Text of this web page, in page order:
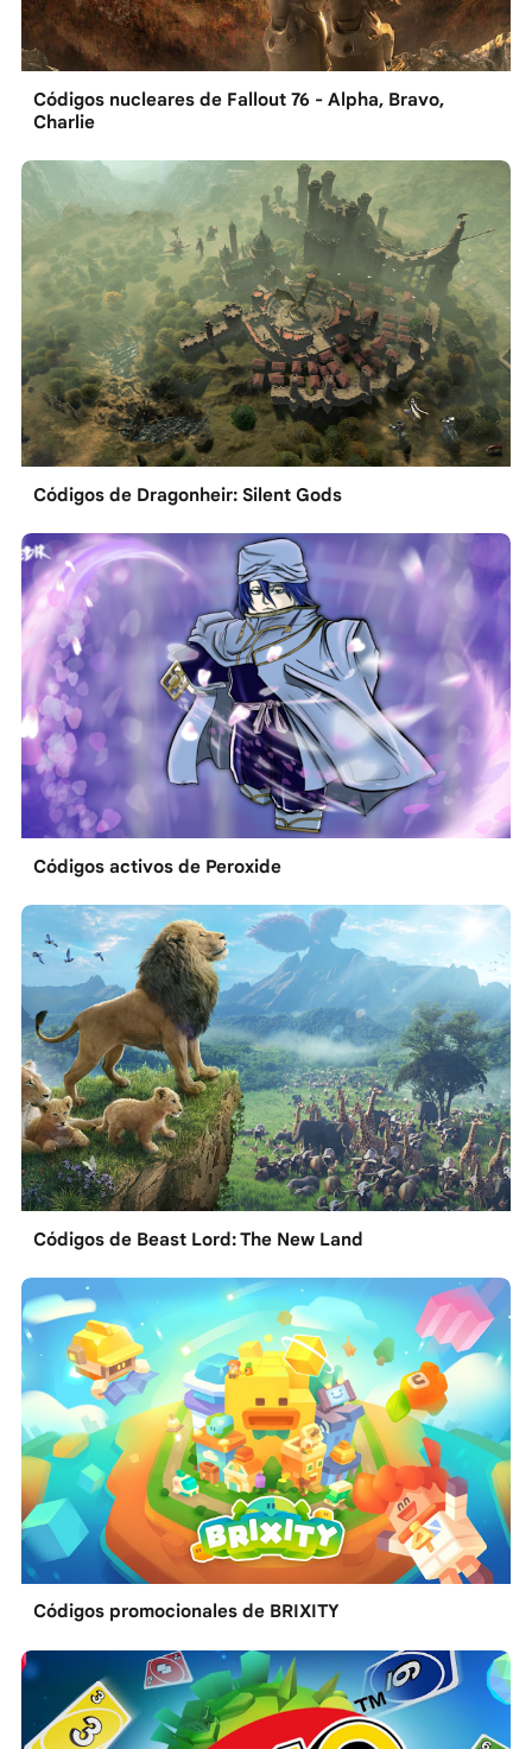
Códigos nucleares de Fallout 76 - Alpha, Bravo,
Charlie
Códigos de Dragonheir: Silent Gods
Códigos activos de Peroxide
Códigos de Beast Lord: The New Land
Códigos promocionales de BRIXITY